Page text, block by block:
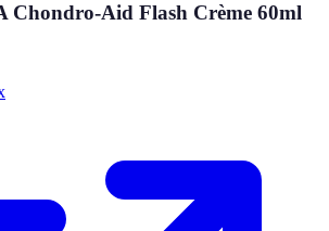
Aid Flash Crème 60ml